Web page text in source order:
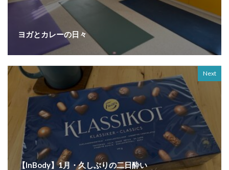
ヨガとカレーの日々
Next
【InBody】1月・久しぶりの二日酔い